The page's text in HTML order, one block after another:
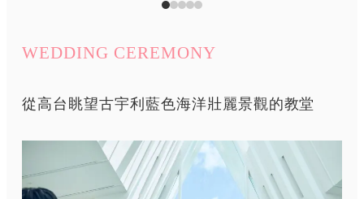
WEDDING CEREMONY
從高台眺望古宇利藍色海洋壯麗景觀的教堂